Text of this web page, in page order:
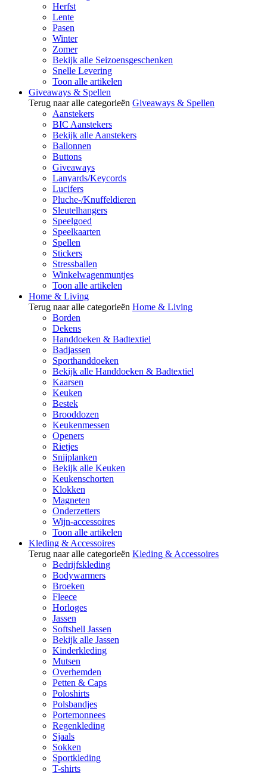
Herfst
Lente
Pasen
Winter
Zomer
Bekijk alle Seizoensgeschenken
Snelle Levering
Toon alle artikelen
Giveaways & Spellen
Terug naar alle categorieën Giveaways & Spellen
Aanstekers
BIC Aanstekers
Bekijk alle Aanstekers
Ballonnen
Buttons
Giveaways
Lanyards/Keycords
Lucifers
Pluche-/Knuffeldieren
Sleutelhangers
Speelgoed
Speelkaarten
Spellen
Stickers
Stressballen
Winkelwagenmuntjes
Toon alle artikelen
Home & Living
Terug naar alle categorieën Home & Living
Borden
Dekens
Handdoeken & Badtextiel
Badjassen
Sporthanddoeken
Bekijk alle Handdoeken & Badtextiel
Kaarsen
Keuken
Bestek
Brooddozen
Keukenmessen
Openers
Rietjes
Snijplanken
Bekijk alle Keuken
Keukenschorten
Klokken
Magneten
Onderzetters
Wijn-accessoires
Toon alle artikelen
Kleding & Accessoires
Terug naar alle categorieën Kleding & Accessoires
Bedrijfskleding
Bodywarmers
Broeken
Fleece
Horloges
Jassen
Softshell Jassen
Bekijk alle Jassen
Kinderkleding
Mutsen
Overhemden
Petten & Caps
Poloshirts
Polsbandjes
Portemonnees
Regenkleding
Sjaals
Sokken
Sportkleding
T-shirts